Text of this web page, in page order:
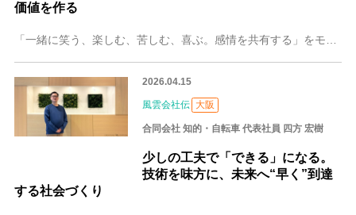
価値を作る
2026.04.15
風雲会社伝 大阪
合同会社 知的・自転車 代表社員 四方 宏樹
少しの工夫で「できる」になる。
技術を味方に、未来へ“早く”到達
する社会づくり